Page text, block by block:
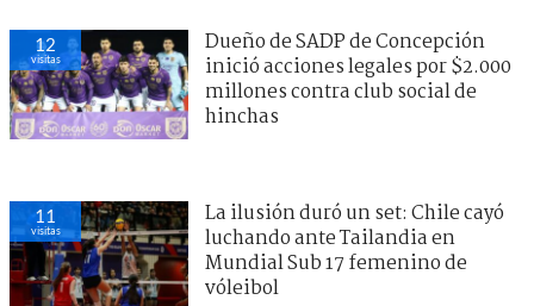
12
visitas
Dueño de SADP de Concepción
inició acciones legales por $2.000
millones contra club social de
hinchas
11
visitas
La ilusión duró un set: Chile cayó
luchando ante Tailandia en
Mundial Sub 17 femenino de
vóleibol